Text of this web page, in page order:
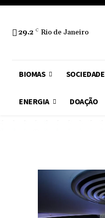
29.2 C Rio de Janeiro
BIOMAS SOCIEDADE
ENERGIA DOAÇÃO